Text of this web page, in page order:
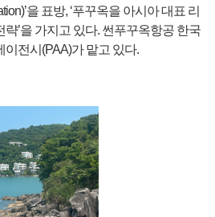
을 표방, ‘푸꾸옥을 아시아 대표 리
략’을 가지고 있다. 썬푸꾸옥항공 한국
전시(PAA)가 맡고 있다.